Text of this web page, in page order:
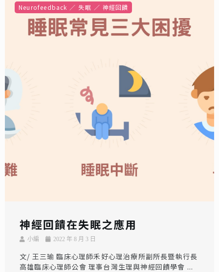
Neurofeedback 失眠 神經回饋
神經回饋在失眠之應用
小編 2022 年 8 月 3 日
文/ 王三瑜 臨床心理師禾好心理治療所副所長暨執行長
高雄臨床心理師公會 理事台灣生理與神經回饋學會 ...